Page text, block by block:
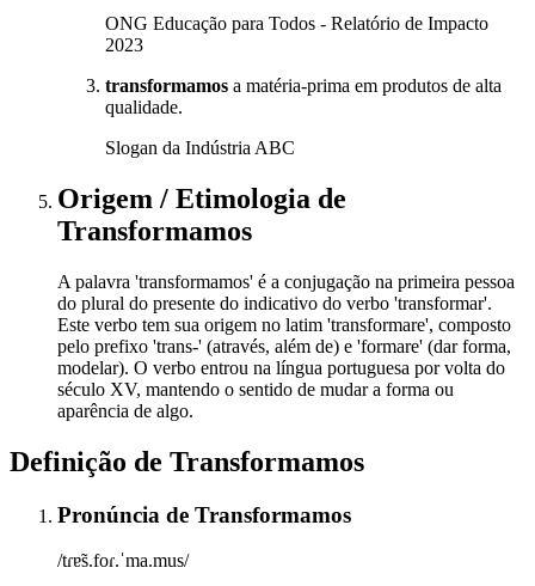
ONG Educação para Todos - Relatório de Impacto
2023
transformamos a matéria-prima em produtos de alta
qualidade.
Slogan da Indústria ABC
Origem / Etimologia de
Transformamos
A palavra 'transformamos' é a conjugação na primeira pessoa
do plural do presente do indicativo do verbo 'transformar'.
Este verbo tem sua origem no latim 'transformare', composto
pelo prefixo 'trans-' (através, além de) e 'formare' (dar forma,
modelar). O verbo entrou na língua portuguesa por volta do
século XV, mantendo o sentido de mudar a forma ou
aparência de algo.
Definição de Transformamos
Pronúncia de Transformamos
/tɾɐ̃s.foɾ.ˈma.mus/